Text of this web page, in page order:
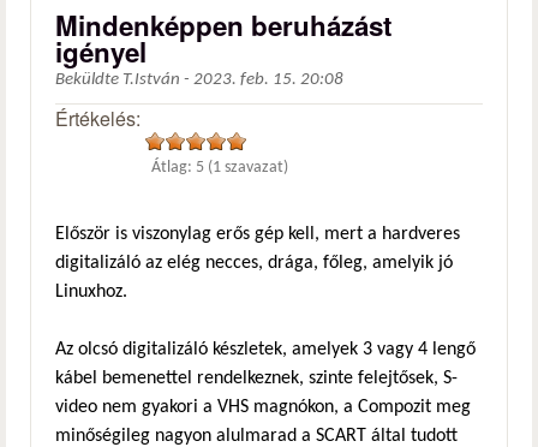
Mindenképpen beruházást
igényel
Beküldte T.István - 2023. feb. 15. 20:08
Értékelés:
Átlag: 5 (1 szavazat)
Először is viszonylag erős gép kell, mert a hardveres
digitalizáló az elég necces, drága, főleg, amelyik jó
Linuxhoz.
Az olcsó digitalizáló készletek, amelyek 3 vagy 4 lengő
kábel bemenettel rendelkeznek, szinte felejtősek, S-
video nem gyakori a VHS magnókon, a Compozit meg
minőségileg nagyon alulmarad a SCART által tudott